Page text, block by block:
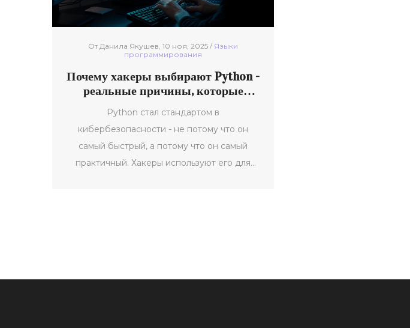
От Данила Якушев, 10 ноя, 2025 / Языки
программирования
Почему хакеры выбирают Python -
реальные причины, которые
делают его идеальным
инструментом
Python стал стандартом в
кибербезопасности - не потому что он
самый быстрый, а потому что он самый
практичный. Хакеры используют его для